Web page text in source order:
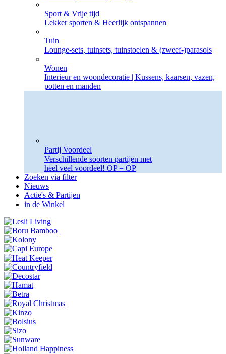
Sport & Vrije tijd
Lekker sporten & Heerlijk ontspannen
Tuin
Lounge-sets, tuinsets, tuinstoelen & (zweef-)parasols
Wonen
Interieur en woondecoratie | Kussens, kaarsen, vazen,
potten en manden
Partij Voordeel
Verschillende soorten partijen met
heel veel voordeel! OP = OP
Zoeken via filter
Nieuws
Actie's & Partijen
in de Winkel